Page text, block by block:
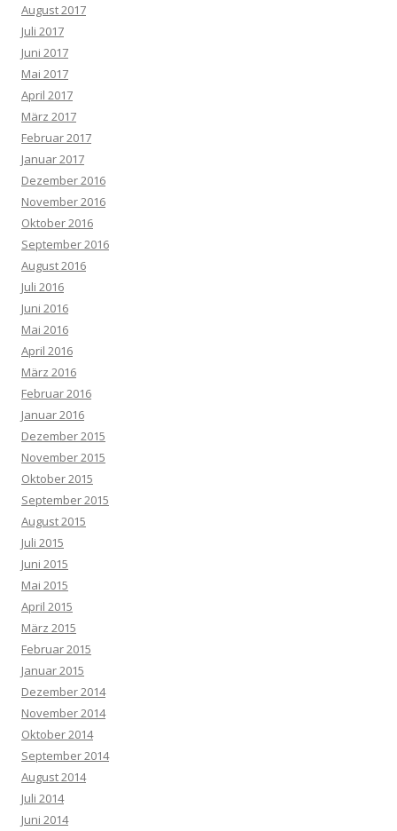
August 2017
Juli 2017
Juni 2017
Mai 2017
April 2017
März 2017
Februar 2017
Januar 2017
Dezember 2016
November 2016
Oktober 2016
September 2016
August 2016
Juli 2016
Juni 2016
Mai 2016
April 2016
März 2016
Februar 2016
Januar 2016
Dezember 2015
November 2015
Oktober 2015
September 2015
August 2015
Juli 2015
Juni 2015
Mai 2015
April 2015
März 2015
Februar 2015
Januar 2015
Dezember 2014
November 2014
Oktober 2014
September 2014
August 2014
Juli 2014
Juni 2014